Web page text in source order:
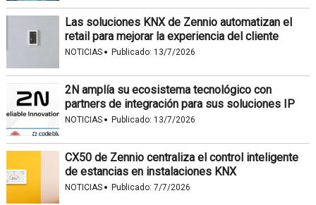
Las soluciones KNX de Zennio automatizan el
retail para mejorar la experiencia del cliente
NOTICIAS · Publicado: 13/7/2026
2N amplía su ecosistema tecnológico con
partners de integración para sus soluciones IP
NOTICIAS · Publicado: 13/7/2026
CX50 de Zennio centraliza el control inteligente
de estancias en instalaciones KNX
NOTICIAS · Publicado: 7/7/2026